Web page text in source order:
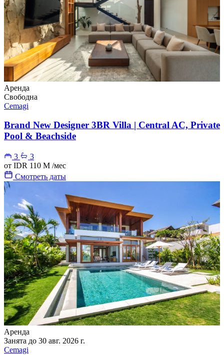
Аренда
Свободна
Cemagi
Brand New Designer 3BR Villa | Central AC, Private
Pool & Beachside
3
3
от IDR 110 M /мес
Смотреть даты
Аренда
Занята до 30 авг. 2026 г.
Cemagi